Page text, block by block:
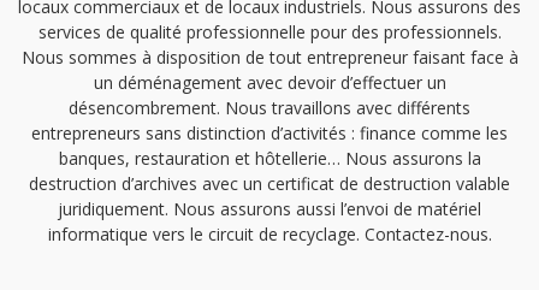
locaux commerciaux et de locaux industriels. Nous assurons des
services de qualité professionnelle pour des professionnels.
Nous sommes à disposition de tout entrepreneur faisant face à
un déménagement avec devoir d’effectuer un
désencombrement. Nous travaillons avec différents
entrepreneurs sans distinction d’activités : finance comme les
banques, restauration et hôtellerie… Nous assurons la
destruction d’archives avec un certificat de destruction valable
juridiquement. Nous assurons aussi l’envoi de matériel
informatique vers le circuit de recyclage. Contactez-nous.